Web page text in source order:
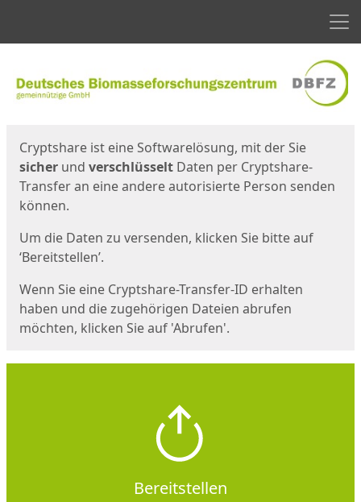
Cryptshare ist eine Softwarelösung, mit der Sie
sicher und verschlüsselt Daten per Cryptshare-
Transfer an eine andere autorisierte Person senden
können.
Um die Daten zu versenden, klicken Sie bitte auf
‘Bereitstellen’.
Wenn Sie eine Cryptshare-Transfer-ID erhalten
haben und die zugehörigen Dateien abrufen
möchten, klicken Sie auf 'Abrufen'.
Bereitstellen